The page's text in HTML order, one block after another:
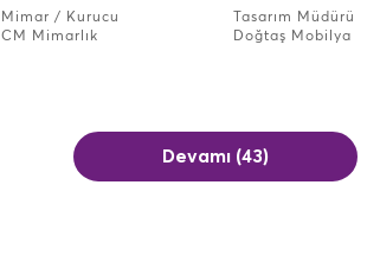
Mimar / Kurucu
CM Mimarlık
Tasarım Müdürü
Doğtaş Mobilya
Devamı (43)